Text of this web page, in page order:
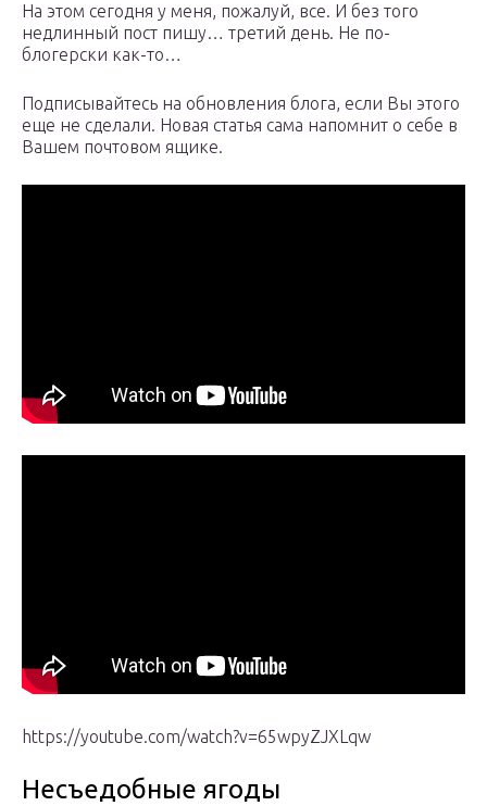
На этом сегодня у меня, пожалуй, все. И без того
недлинный пост пишу… третий день. Не по-
блогерски как-то…
Подписывайтесь на обновления блога, если Вы этого
еще не сделали. Новая статья сама напомнит о себе в
Вашем почтовом ящике.
https://youtube.com/watch?v=65wpyZJXLqw
Несъедобные ягоды